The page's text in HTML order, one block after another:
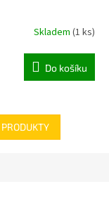
Skladem (1 ks)
Do košíku